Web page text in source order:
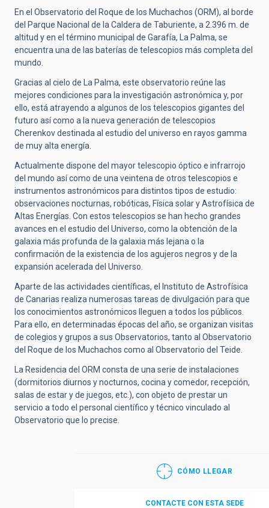
En el Observatorio del Roque de los Muchachos (ORM), al borde
del Parque Nacional de la Caldera de Taburiente, a 2.396 m. de
altitud y en el término municipal de Garafía, La Palma, se
encuentra una de las baterías de telescopios más completa del
mundo.
Gracias al cielo de La Palma, este observatorio reúne las
mejores condiciones para la investigación astronómica y, por
ello, está atrayendo a algunos de los telescopios gigantes del
futuro así como a la nueva generación de telescopios
Cherenkov destinada al estudio del universo en rayos gamma
de muy alta energía.
Actualmente dispone del mayor telescopio óptico e infrarrojo
del mundo así como de una veintena de otros telescopios e
instrumentos astronómicos para distintos tipos de estudio:
observaciones nocturnas, robóticas, Física solar y Astrofísica de
Altas Energías. Con estos telescopios se han hecho grandes
avances en el estudio del Universo, como la obtención de la
galaxia más profunda de la galaxia más lejana o la
confirmación de la existencia de los agujeros negros y de la
expansión acelerada del Universo.
Aparte de las actividades científicas, el Instituto de Astrofísica
de Canarias realiza numerosas tareas de divulgación para que
los conocimientos astronómicos lleguen a todos los públicos.
Para ello, en determinadas épocas del año, se organizan visitas
de colegios y grupos a sus Observatorios, tanto al Observatorio
del Roque de los Muchachos como al Observatorio del Teide.
La Residencia del ORM consta de una serie de instalaciones
(dormitorios diurnos y nocturnos, cocina y comedor, recepción,
salas de estar y de juegos, etc.), con objeto de prestar un
servicio a todo el personal científico y técnico vinculado al
Observatorio que lo precise.
CÓMO LLEGAR
CONTACTE CON ESTA SEDE